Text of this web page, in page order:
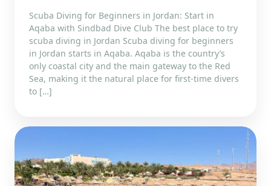
Scuba Diving for Beginners in Jordan: Start in
Aqaba with Sindbad Dive Club The best place to try
scuba diving in Jordan Scuba diving for beginners
in Jordan starts in Aqaba. Aqaba is the country’s
only coastal city and the main gateway to the Red
Sea, making it the natural place for first-time divers
to […]